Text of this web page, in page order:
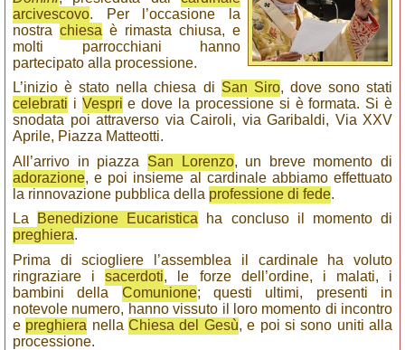
arcivescovo. Per l’occasione la
nostra chiesa è rimasta chiusa, e
molti parrocchiani hanno
partecipato alla processione.
L’inizio è stato nella chiesa di San Siro, dove sono stati
celebrati i Vespri e dove la processione si è formata. Si è
snodata poi attraverso via Cairoli, via Garibaldi, Via XXV
Aprile, Piazza Matteotti.
All’arrivo in piazza San Lorenzo, un breve momento di
adorazione, e poi insieme al cardinale abbiamo effettuato
la rinnovazione pubblica della professione di fede.
La
Benedizione Eucaristica ha concluso il momento di
preghiera.
Prima di sciogliere l’assemblea il cardinale ha voluto
ringraziare isacerdoti, le forze dell’ordine, i malati, i
bambini della Comunione; questi ultimi, presenti in
notevole numero, hanno vissuto il loro momento di incontro
e preghiera nellaChiesa del Gesù, e poi si sono uniti alla
processione.